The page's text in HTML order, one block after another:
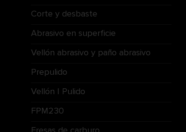
Corte y desbaste
Abrasivo en superficie
Vellón abrasivo y paño abrasivo
Prepulido
Vellón | Pulido
FPM230